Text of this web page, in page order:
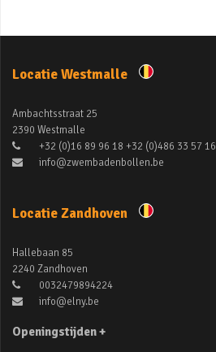
Locatie Westmalle
Ambachtsstraat 25
2390 Westmalle
+32 (0)16 89 96 18 +32 (0)486 33 57 16
info@zwembadenbollen.be
Locatie Zandhoven
Hallebaan 85
2240 Zandhoven
0032479894224
info@elny.be
Openingstijden +